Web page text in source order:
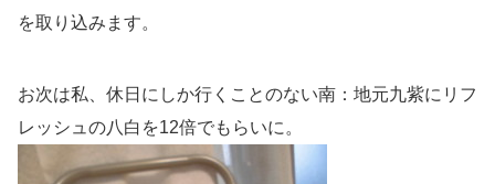
を取り込みます。
お次は私、休日にしか行くことのない南：地元九紫にリフ
レッシュの八白を12倍でもらいに。